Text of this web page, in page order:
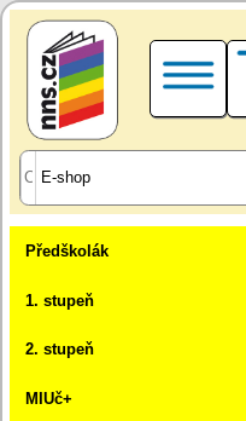
Předškolák
1. stupeň
2. stupeň
MIUč+